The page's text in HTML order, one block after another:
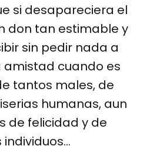
si desapareciera el
don tan estimable y
sin pedir nada a
amistad cuando es
tantos males, de
humanas, aun
de felicidad y de